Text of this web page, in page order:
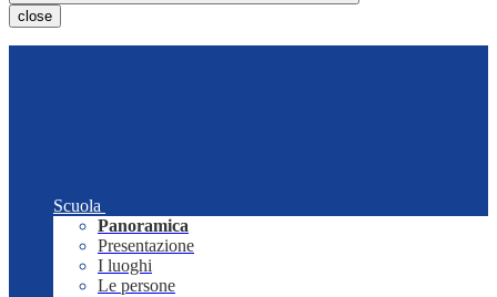
close
Scuola
Panoramica
Presentazione
I luoghi
Le persone